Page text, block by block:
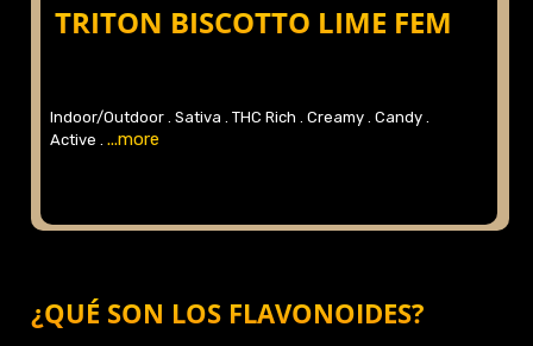
TRITON BISCOTTO LIME FEM
Indoor/Outdoor .Sativa .THC Rich .Creamy .Candy .
Active ....more
¿QUÉ SON LOS FLAVONOIDES?